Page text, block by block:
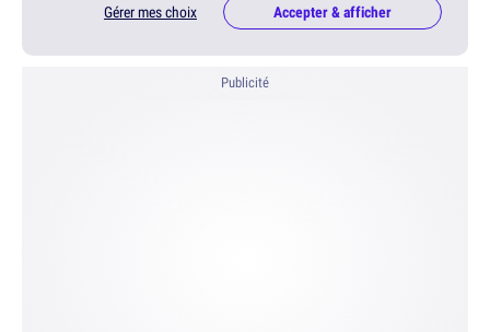
Gérer mes choix Accepter & afficher
Publicité